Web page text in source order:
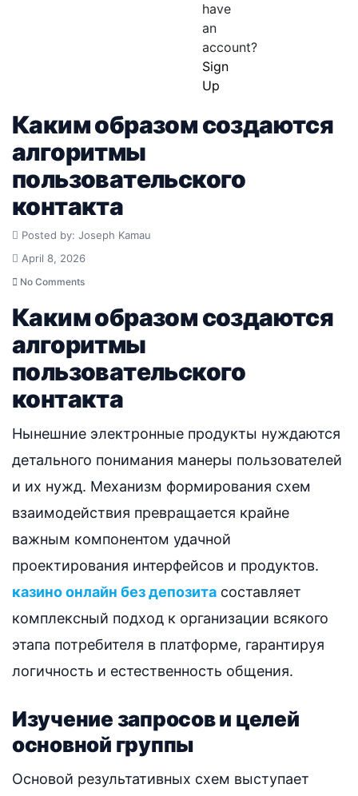
have
an
account?
Sign
Up
Каким образом создаются
алгоритмы
пользовательского
контакта
Posted by: Joseph Kamau
April 8, 2026
No Comments
Каким образом создаются
алгоритмы
пользовательского
контакта
Нынешние электронные продукты нуждаются
детального понимания манеры пользователей
и их нужд. Механизм формирования схем
взаимодействия превращается крайне
важным компонентом удачной
проектирования интерфейсов и продуктов.
казино онлайн без депозита составляет
комплексный подход к организации всякого
этапа потребителя в платформе, гарантируя
логичность и естественность общения.
Изучение запросов и целей
основной группы
Основой результативных схем выступает